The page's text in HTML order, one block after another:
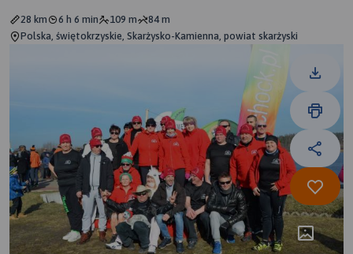
28 km 6 h 6 min 109 m
84 m
Polska, świętokrzyskie, Skarżysko-Kamienna, powiat skarżyski